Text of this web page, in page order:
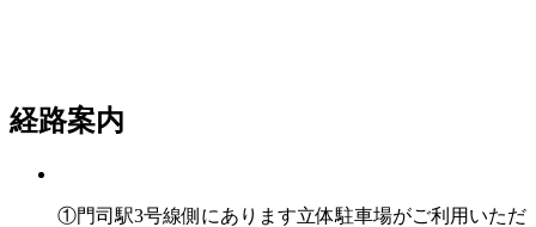
経路案内
①門司駅3号線側にあります立体駐車場がご利用いただ